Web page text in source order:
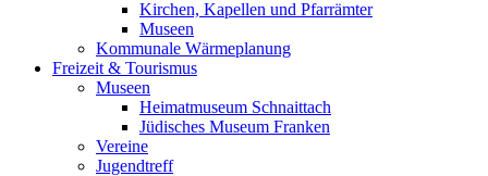
Kirchen, Kapellen und Pfarrämter
Museen
Kommunale Wärmeplanung
Freizeit & Tourismus
Museen
Heimatmuseum Schnaittach
Jüdisches Museum Franken
Vereine
Jugendtreff